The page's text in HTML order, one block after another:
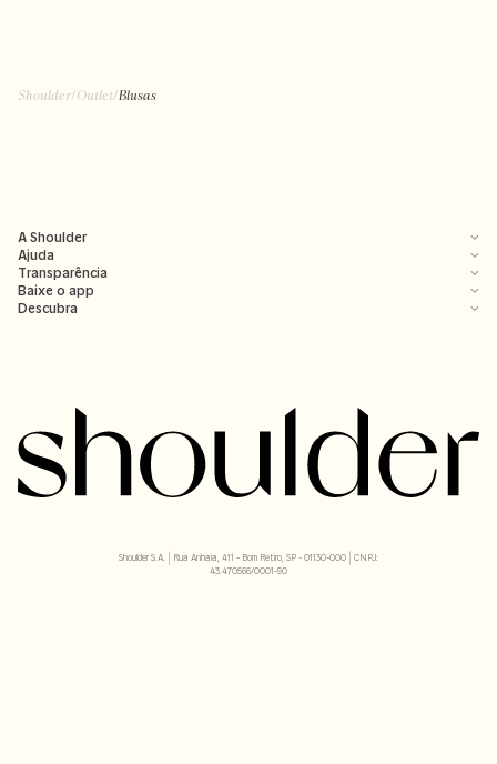
Shoulder/Outlet/Blusas
A Shoulder
Ajuda
Transparência
Baixe o app
Descubra
Shoulder S.A. | Rua Anhaia, 411 - Bom Retiro, SP - 01130-000 | CNPJ:
43.470566/0001-90